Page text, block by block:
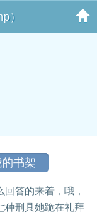
）
书架
答的来着，哦，
刑具她跪在礼拜